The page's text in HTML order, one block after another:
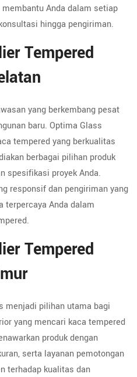
Anda dalam setiap
hingga pengiriman.
Tempered
yang berkembang pesat
baru. Optima Glass
tempered yang berkualitas
berbagai pilihan produk
spesifikasi proyek Anda.
responsif dan pengiriman yang
terpercaya Anda dalam
Tempered
menjadi pilihan utama bagi
yang mencari kaca tempered
produk dengan
serta layanan pemotongan
terhadap kualitas dan